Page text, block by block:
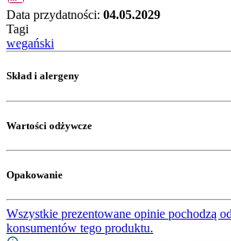
Data przydatności: 04.05.2029
Tagi
wegański
Skład i alergeny
Wartości odżywcze
Opakowanie
Wszystkie prezentowane opinie pochodzą
konsumentów tego produktu.